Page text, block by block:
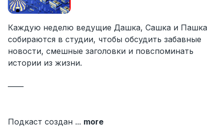
Каждую неделю ведущие Дашка, Сашка и Пашка
собираются в студии, чтобы обсудить забавные
новости, смешные заголовки и повспоминать
истории из жизни.
——
Подкаст создан ... more